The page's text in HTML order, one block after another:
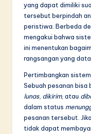
o
w
yang dapat dimiliki
tersebut berpindah
peristiwa. Berbeda
mengakui bahwa
ini menentukan
rangsangan yang
Pertimbangkan
Sebuah pesanan
lunas dikirim, atau
dalam status
pesanan tersebut.
tidak dapat